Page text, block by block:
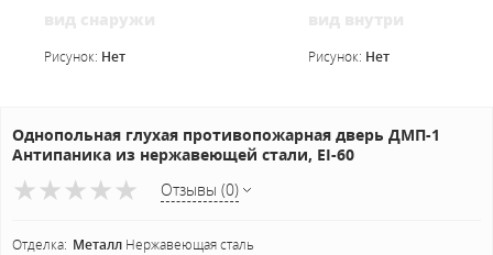
Рисунок: Нет Рисунок: Нет
Однопольная глухая противопожарная дверь ДМП-1
Антипаника из нержавеющей стали, EI-60
Отзывы (0)
Отделка: Металл Нержавеющая сталь